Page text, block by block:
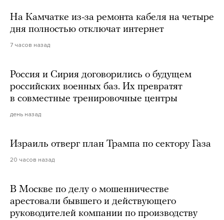
На Камчатке из-за ремонта кабеля на четыре
дня полностью отключат интернет
7 часов назад
Россия и Сирия договорились о будущем
российских военных баз. Их превратят
в совместные тренировочные центры
день назад
Израиль отверг план Трампа по сектору Газа
20 часов назад
В Москве по делу о мошенничестве
арестовали бывшего и действующего
руководителей компании по производству